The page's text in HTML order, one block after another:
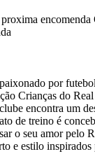
encomenda
por
Crianças do
encontra um
de treino é
o seu amor pelo
e estilo